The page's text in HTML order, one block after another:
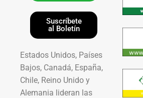
Suscríbete
al Boletín
Estados Unidos, Países
Bajos, Canadá, España,
Chile, Reino Unido y
Alemania lideran las